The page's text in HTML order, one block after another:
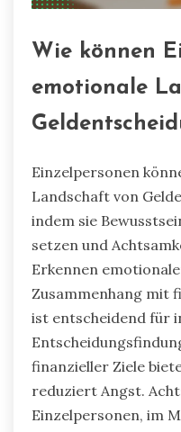
Wie können
emotionale
Einzelpersonen
Landschaft von
indem sie
setzen und
Erkennen
Zusammenhang mit
ist entscheidend für
finanzieller Ziele
reduziert Angst.
Einzelpersonen, im